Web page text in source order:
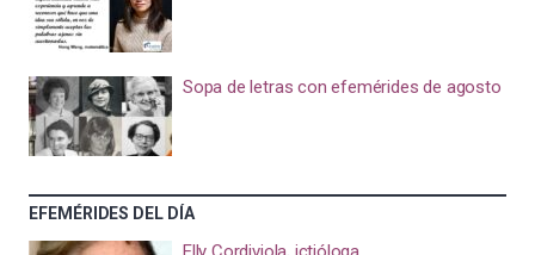
Sopa de letras con efemérides de agosto
EFEMÉRIDES DEL DÍA